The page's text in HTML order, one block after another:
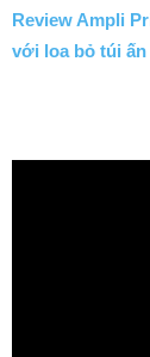
Review Ampli
với loa bỏ túi